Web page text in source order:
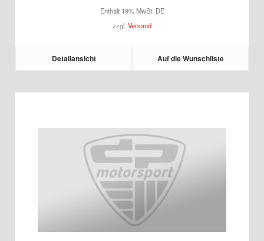
bis
430,00 €
Enthält 19% MwSt. DE
zzgl. Versand
Detailansicht Auf die Wunschliste